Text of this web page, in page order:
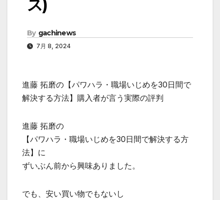
ス)
By gachinews
7月 8, 2024
進藤 拓磨の【パワハラ・職場いじめを30日間で
解決する方法】購入者が言う実際の評判
進藤 拓磨の
【パワハラ・職場いじめを30日間で解決する方
法】に
ずいぶん前から興味ありました。
でも、安い買い物でもないし